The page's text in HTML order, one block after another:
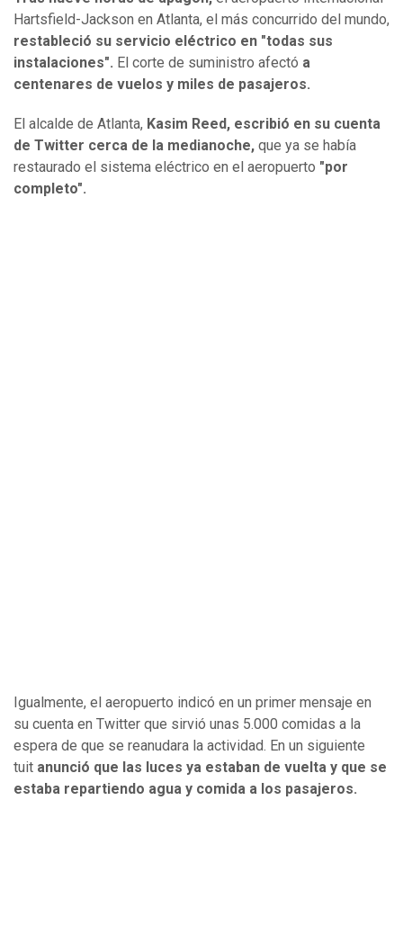
Hartsfield-Jackson en Atlanta, el más concurrido del mundo,
restableció su servicio eléctrico en "todas sus
instalaciones". El corte de suministro afectó a
centenares de vuelos y miles de pasajeros.
El alcalde de Atlanta, Kasim Reed, escribió en su cuenta
de Twitter cerca de la medianoche, que ya se había
restaurado el sistema eléctrico en el aeropuerto "por
completo".
Igualmente, el aeropuerto indicó en un primer mensaje en
su cuenta en Twitter que sirvió unas 5.000 comidas a la
espera de que se reanudara la actividad. En un siguiente
tuit anunció que las luces ya estaban de vuelta y que se
estaba repartiendo agua y comida a los pasajeros.